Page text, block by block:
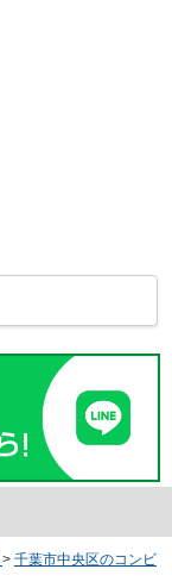
> 千葉市中央区のコンビ